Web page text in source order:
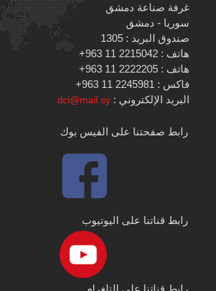
غرفة صناعة دمشق
سوريا - دمشق
صندوق البريد : 1305
هاتف : 2215042 11 963+
هاتف : 2222205 11 963+
فاكس : 2245981 11 963+
البريد الإلكتروني :dci@mail.sy
رابط صفحتنا على الفيس بوك
رابط قناتنا على اليوتيوب
رابط قناتنا على التلغرام